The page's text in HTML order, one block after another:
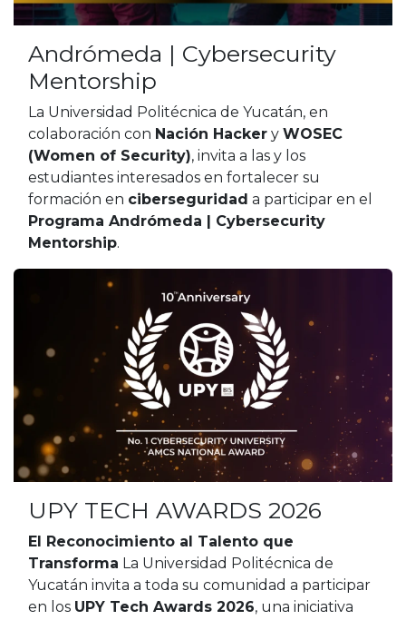
Andrómeda | Cybersecurity
Mentorship
La Universidad Politécnica de Yucatán, en
colaboración con Nación Hacker y WOSEC
(Women of Security), invita a las y los
estudiantes interesados en fortalecer su
formación en ciberseguridad a participar en el
Programa Andrómeda | Cybersecurity
Mentorship.
UPY TECH AWARDS 2026
El Reconocimiento al Talento que
Transforma La Universidad Politécnica de
Yucatán invita a toda su comunidad a participar
en los UPY Tech Awards 2026, una iniciativa